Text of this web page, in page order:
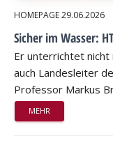
HOMEPAGE29.06.2026
Sicher im Wasser:
Er unterrichtet
auch Landesleiter
Professor Markus
MEHR